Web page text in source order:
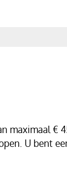
maximaal €
U bent